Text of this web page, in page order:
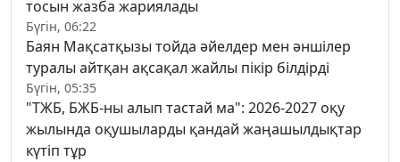
тосын жазба жариялады
Бүгін, 06:22
Баян Мақсатқызы тойда әйелдер мен әншілер
туралы айтқан ақсақал жайлы пікір білдірді
Бүгін, 05:35
"ТЖБ, БЖБ-ны алып тастай ма": 2026-2027 оқу
жылында оқушыларды қандай жаңашылдықтар
күтіп тұр